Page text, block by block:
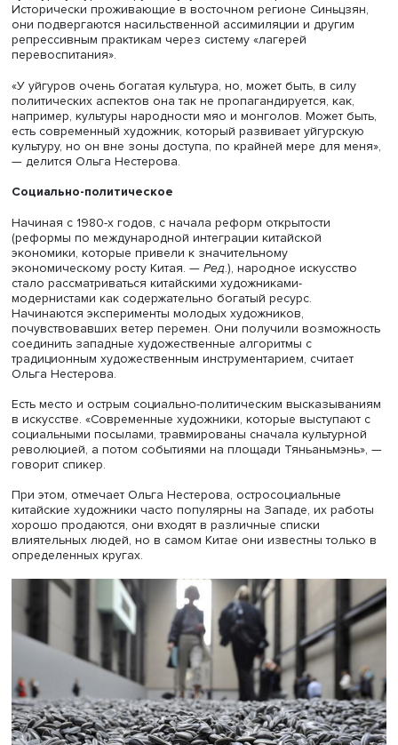
них. «В этом принцип. Например, пейзаж в китайской
не может быть законченным, потому что иначе он будет
мертвым пейзажем. Великий образ не имеет формы.
профессор.
Малые народы
Разговор о китайском искусстве не сводится только к
более 90% населения Китая и преобладает
Например, народности мяо, проживающей на юге
красочные наряды, головные уборы и украшения тоже
переживают переосмысление в современных формах,
замечает Ольга Нестерова. Народные танцы с
образами и танцевальными приемами совмещаются с
современными аранжировками и постановками.
«Да, некоторые из них используются только в качестве
туристического декора. Но есть и вещи, которые вошли
сокровищницу культуры и развиваются далеко не на
декоративно-туристическом уровне. Все традиционные
технологии сегодня так или иначе
говорит она.
Но не все народы и их культуры одинаково
сегодняшнем Китае. Так, в меньшей степени
культура уйгуров и других мусульманских народов.
Исторически проживающие в восточном регионе
они подвергаются насильственной ассимиляции и
репрессивным практикам через систему «лагерей
перевоспитания».
«У уйгуров очень богатая культура, но, может быть, в
политических аспектов она так не пропагандируется,
например, культуры народности мяо и монголов. Может
есть современный художник, который развивает
культуру, но он вне зоны доступа, по крайней мере для
— делится Ольга Нестерова.
Социально-политическое